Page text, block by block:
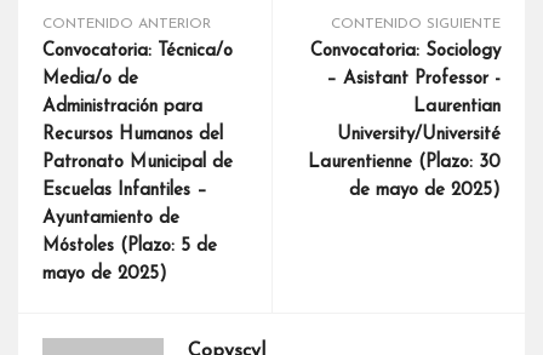
CONTENIDO ANTERIOR
Convocatoria: Técnica/o
Media/o de
Administración para
Recursos Humanos del
Patronato Municipal de
Escuelas Infantiles –
Ayuntamiento de
Móstoles (Plazo: 5 de
mayo de 2025)
CONTENIDO SIGUIENTE
Convocatoria: Sociology
– Asistant Professor -
Laurentian
University/Université
Laurentienne (Plazo: 30
de mayo de 2025)